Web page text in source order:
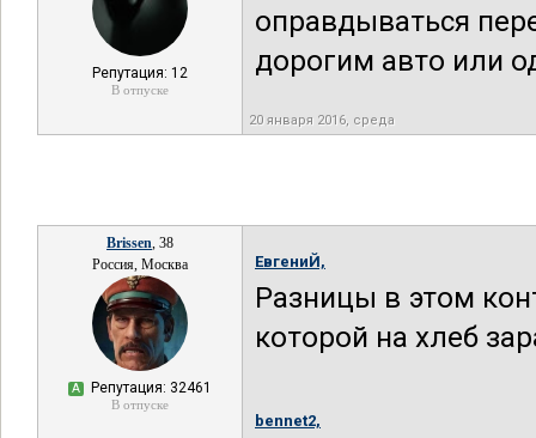
Репутация: 12
В отпуске
оправдываться
дорогим авто или
20 января 2016, среда
Brissen, 38
Россия, Москва
А Репутация: 32461
В отпуске
ЕвгениЙ,
Разницы в этом
которой на хлеб
bennet2,